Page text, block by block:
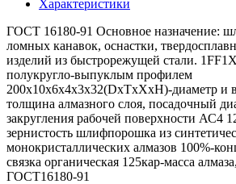
Характеристики
ГОСТ 16180-91 Основное назначение:
ломных канавок, оснастки,
изделий из быстрорежущей стали.
полукругло-выпуклым профилем
200х10х6х4х3х32(DxTxXxH)-диаметр и
толщина алмазного слоя, посадочный
закругления рабочей поверхности АС4
зернистость шлифпорошка из
монокристаллических алмазов 100%-
связка органическая 125кар-масса
ГОСТ16180-91